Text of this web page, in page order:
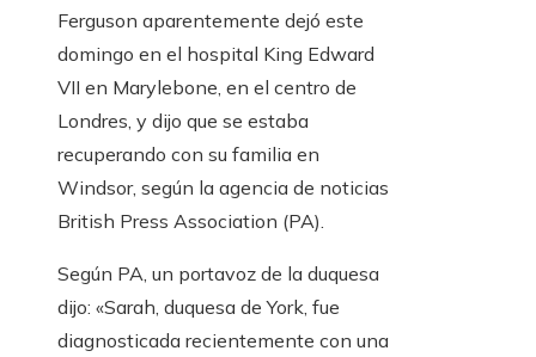
Ferguson aparentemente dejó este
domingo en el hospital King Edward
VII en Marylebone, en el centro de
Londres, y dijo que se estaba
recuperando con su familia en
Windsor, según la agencia de noticias
British Press Association (PA).
Según PA, un portavoz de la duquesa
dijo: «Sarah, duquesa de York, fue
diagnosticada recientemente con una